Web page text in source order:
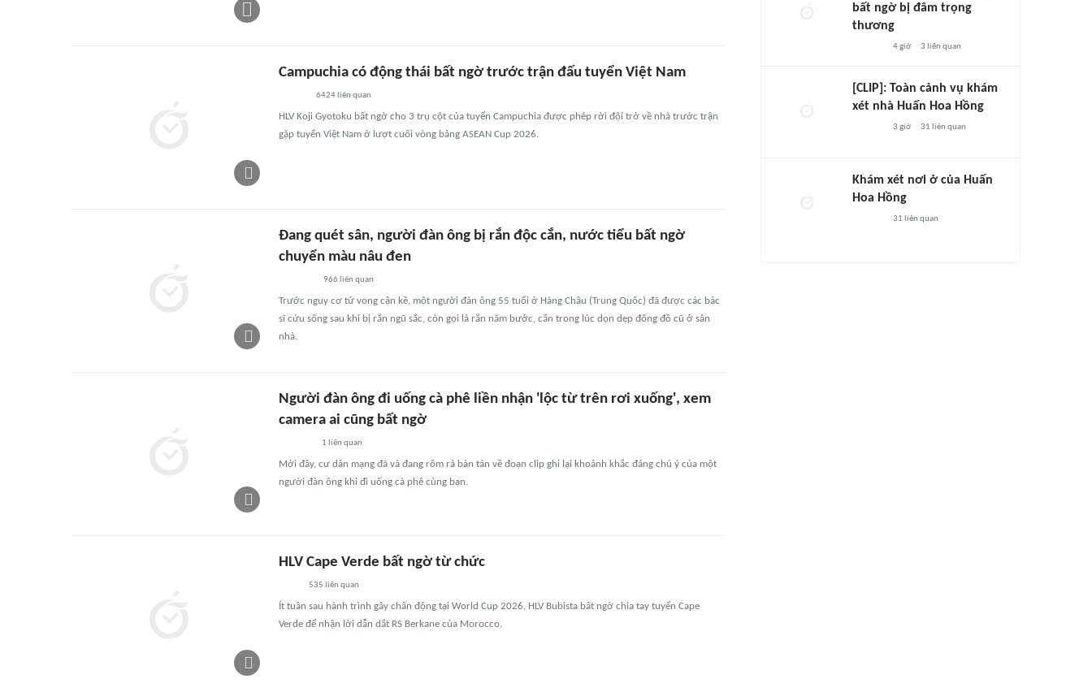
Campuchia có động thái bất ngờ trước trận đấu tuyển Việt Nam
6424liên quan
HLV Koji Gyotoku bất ngờ cho 3 trụ cột của tuyển Campuchia được phép rời đội trở về nhà trước trận
gặp tuyển Việt Nam ở lượt cuối vòng bảng ASEAN Cup 2026.
Đang quét sân, người đàn ông bị rắn độc cắn, nước tiểu bất ngờ
chuyển màu nâu đen
966 liên quan
Trước nguy cơ tử vong cận kề, một người đàn ông 55 tuổi ở Hàng Châu (Trung Quốc) đã được các bác
sĩ cứu sống sau khi bị rắn ngũ sắc, còn gọi là rắn năm bước, cắn trong lúc dọn dẹp đống đồ cũ ở sân
nhà.
Người đàn ông đi uống cà phê liền nhận 'lộc từ trên rơi xuống', xem
camera ai cũng bất ngờ
1 liên quan
Mới đây, cư dân mạng đã và đang rôm rả bàn tán về đoạn clip ghi lại khoảnh khắc đáng chú ý của một
người đàn ông khi đi uống cà phê cùng bạn.
HLV Cape Verde bất ngờ từ chức
535 liên quan
Ít tuần sau hành trình gây chấn động tại World Cup 2026, HLV Bubista bất ngờ chia tay tuyển Cape
Verde để nhận lời dẫn dắt RS Berkane của Morocco.
bất ngờ bị đâm trọng
thương
4 giờ 3 liên quan
[CLIP]: Toàn cảnh vụ khám
xét nhà Huấn Hoa Hồng
3 giờ 31 liên quan
Khám xét nơi ở của Huấn
Hoa Hồng
31 liên quan